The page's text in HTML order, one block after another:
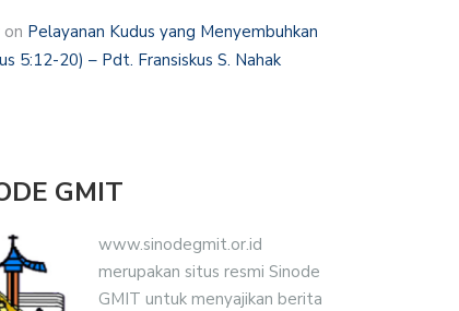
on Pelayanan Kudus yang Menyembuhkan
5:12-20) – Pdt. Fransiskus S. Nahak
GMIT
www.sinodegmit.or.id
merupakan situs resmi Sinode
GMIT untuk menyajikan berita